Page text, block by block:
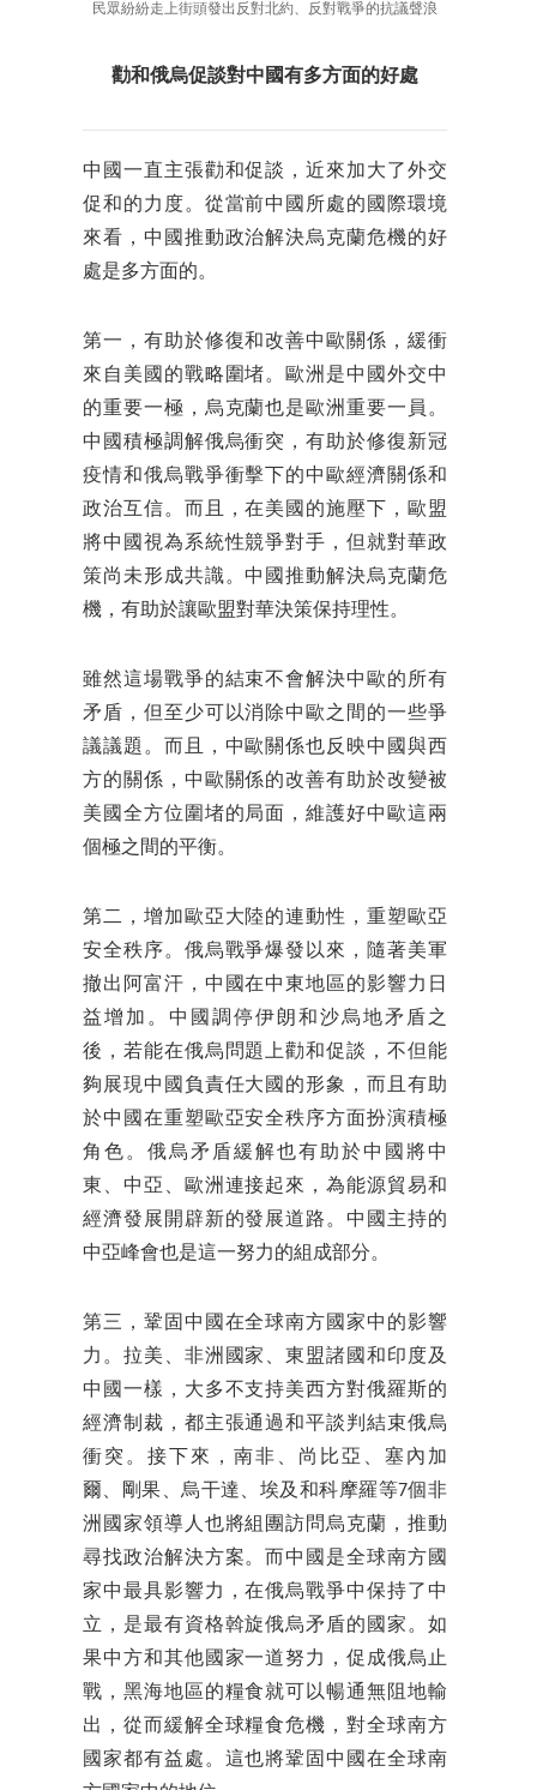
民眾紛紛走上街頭發出反對北約、反對戰爭的抗議聲浪
勸和俄烏促談對中國有多方面的好處
中國一直主張勸和促談，近來加大了外交
促和的力度。從當前中國所處的國際環境
來看，中國推動政治解決烏克蘭危機的好
處是多方面的。
第一，有助於修復和改善中歐關係，緩衝
來自美國的戰略圍堵。歐洲是中國外交中
的重要一極，烏克蘭也是歐洲重要一員。
中國積極調解俄烏衝突，有助於修復新冠
疫情和俄烏戰爭衝擊下的中歐經濟關係和
政治互信。而且，在美國的施壓下，歐盟
將中國視為系統性競爭對手，但就對華政
策尚未形成共識。中國推動解決烏克蘭危
機，有助於讓歐盟對華決策保持理性。
雖然這場戰爭的結束不會解決中歐的所有
矛盾，但至少可以消除中歐之間的一些爭
議議題。而且，中歐關係也反映中國與西
方的關係，中歐關係的改善有助於改變被
美國全方位圍堵的局面，維護好中歐這兩
個極之間的平衡。
第二，增加歐亞大陸的連動性，重塑歐亞
安全秩序。俄烏戰爭爆發以來，隨著美軍
撤出阿富汗，中國在中東地區的影響力日
益增加。中國調停伊朗和沙烏地矛盾之
後，若能在俄烏問題上勸和促談，不但能
夠展現中國負責任大國的形象，而且有助
於中國在重塑歐亞安全秩序方面扮演積極
角色。俄烏矛盾緩解也有助於中國將中
東、中亞、歐洲連接起來，為能源貿易和
經濟發展開辟新的發展道路。中國主持的
中亞峰會也是這一努力的組成部分。
第三，鞏固中國在全球南方國家中的影響
力。拉美、非洲國家、東盟諸國和印度及
中國一樣，大多不支持美西方對俄羅斯的
經濟制裁，都主張通過和平談判結束俄烏
衝突。接下來，南非、尚比亞、塞內加
爾、剛果、烏干達、埃及和科摩羅等7個非
洲國家領導人也將組團訪問烏克蘭，推動
尋找政治解決方案。而中國是全球南方國
家中最具影響力，在俄烏戰爭中保持了中
立，是最有資格斡旋俄烏矛盾的國家。如
果中方和其他國家一道努力，促成俄烏止
戰，黑海地區的糧食就可以暢通無阻地輸
出，從而緩解全球糧食危機，對全球南方
國家都有益處。這也將鞏固中國在全球南